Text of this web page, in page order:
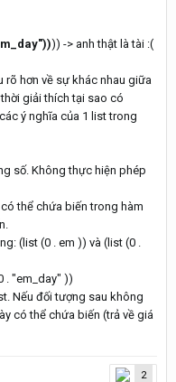
)) -> anh thật là tài :(
rõ hơn về sự khác nhau giữa
giải thích tại sao có
ý nghĩa của 1 list trong
số. Không thực hiện phép
thể chứa biến trong hàm
(list (0 . em )) và (list (0 .
. "em_day" ))
Nếu đối tượng sau không
có thể chứa biến (trả về giá
2